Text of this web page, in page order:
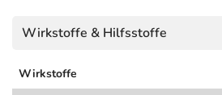
Wirkstoffe & Hilfsstoffe
Wirkstoffe